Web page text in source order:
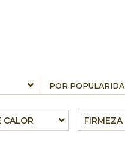
CALOR FIRMEZA